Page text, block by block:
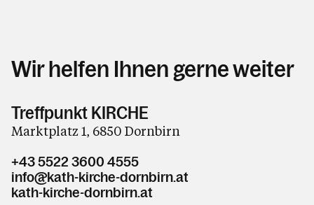
Wir helfen Ihnen gerne weiter
Treffpunkt KIRCHE
Marktplatz 1, 6850 Dornbirn
+43 5522 3600 4555
info@kath-kirche-dornbirn.at
kath-kirche-dornbirn.at